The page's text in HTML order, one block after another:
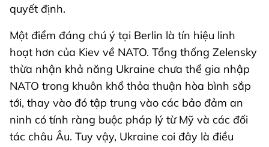
quyết định.
Một điểm đáng chú ý tại Berlin là tín hiệu linh
hoạt hơn của Kiev về NATO. Tổng thống Zelensky
thừa nhận khả năng Ukraine chưa thể gia nhập
NATO trong khuôn khổ thỏa thuận hòa bình sắp
tới, thay vào đó tập trung vào các bảo đảm an
ninh có tính ràng buộc pháp lý từ Mỹ và các đối
tác châu Âu. Tuy vậy, Ukraine coi đây là điều